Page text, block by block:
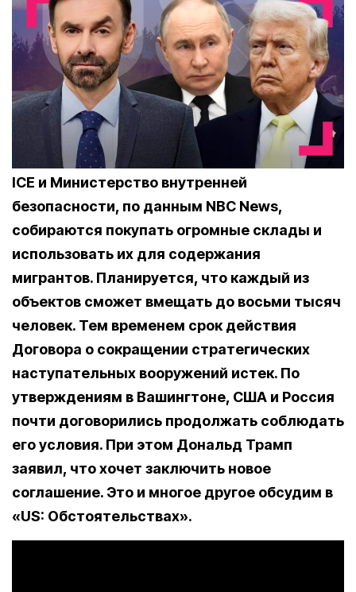
ICE и Министерство внутренней
безопасности, по данным NBC News,
собираются покупать огромные склады и
использовать их для содержания
мигрантов. Планируется, что каждый из
объектов сможет вмещать до восьми тысяч
человек. Тем временем срок действия
Договора о сокращении стратегических
наступательных вооружений истек. По
утверждениям в Вашингтоне, США и Россия
почти договорились продолжать соблюдать
его условия. При этом Дональд Трамп
заявил, что хочет заключить новое
соглашение. Это и многое другое обсудим в
«US: Обстоятельствах».